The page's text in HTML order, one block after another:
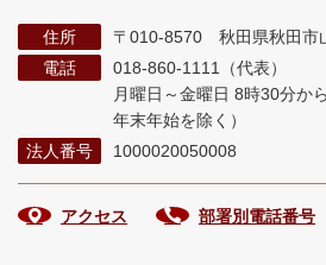
住所
〒010-8570 秋田県秋田市
電話
018-860-1111（代表）
月曜日～金曜日 8時30分か
年末年始を除く）
法人番号
1000020050008
アクセス 部署別電話番号